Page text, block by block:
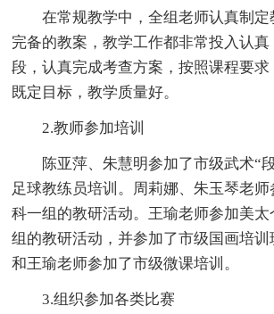
在常规教学中，全组老师认真制定
完备的教案，教学工作都非常投入认
段，认真完成考查方案，按照课程要
既定目标，教学质量好。
2.教师参加培训
陈亚萍、朱慧明参加了市级武术“
足球教练员培训。周莉娜、朱玉琴老
科一组的教研活动。王瑜老师参加美
组的教研活动，并参加了市级国画培
和王瑜老师参加了市级微课培训。
3.组织参加各类比赛